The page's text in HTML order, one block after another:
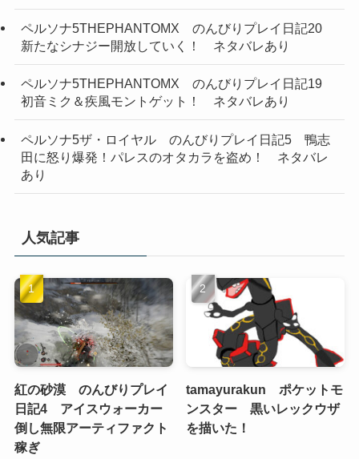
ペルソナ5THEPHANTOMX のんびりプレイ日記20
新たなシナジー開放していく！ ネタバレあり
ペルソナ5THEPHANTOMX のんびりプレイ日記19
初音ミク＆疾風モントゲット！ ネタバレあり
ペルソナ5ザ・ロイヤル のんびりプレイ日記5 鴨志
田に怒り爆発！パレスのオタカラを盗め！ ネタバレ
あり
人気記事
紅の砂漠 のんびりプレイ
日記4 アイスウォーカー
倒し無限アーティファクト
稼ぎ
tamayurakun ポケットモ
ンスター 黒いレックウザ
を描いた！